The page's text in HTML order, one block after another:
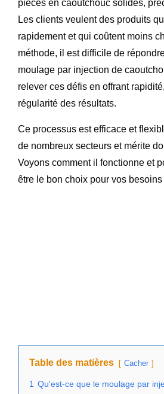
pièces en caoutchouc solides,
Les clients veulent des produits
rapidement et qui coûtent moins
méthode, il est difficile de
moulage par injection de
relever ces défis en offrant
régularité des résultats.
Ce processus est efficace et
de nombreux secteurs et mérite
Voyons comment il fonctionne et
être le bon choix pour vos
Table des matières Cacher
1 Qu'est-ce que le moulage par